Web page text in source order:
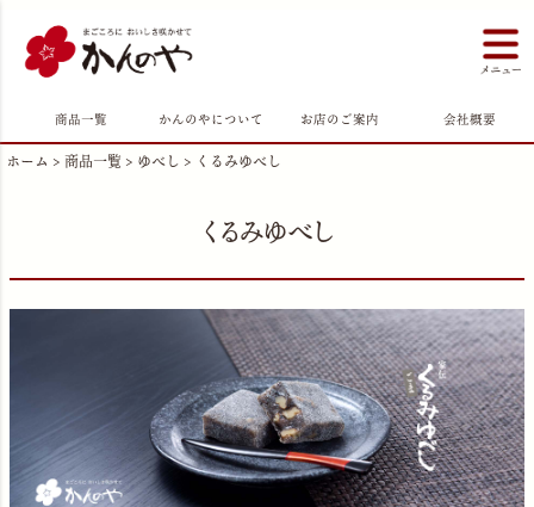
商品一覧 かんのやについて お店のご案内 会社概要
ホーム 商品一覧 ゆべし くるみゆべし
くるみゆべし